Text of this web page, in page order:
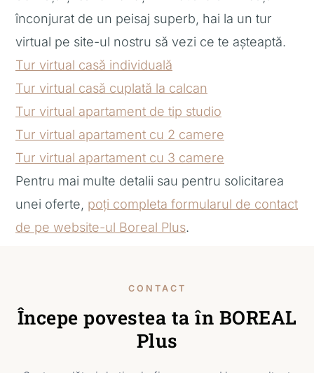
înconjurat de un peisaj superb, hai la un tur
virtual pe site-ul nostru să vezi ce te așteaptă.
Tur virtual casă individuală
Tur virtual casă cuplată la calcan
Tur virtual apartament de tip studio
Tur virtual apartament cu 2 camere
Tur virtual apartament cu 3 camere
Pentru mai multe detalii sau pentru solicitarea
unei oferte, poți completa formularul de contact
de pe website-ul Boreal Plus.
CONTACT
Începe povestea ta în BOREAL
Plus